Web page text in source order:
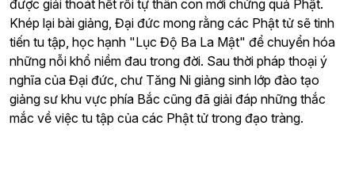
được giải thoát hết rồi tự thân con mới chứng quả Phật.
Khép lại bài giảng, Đại đức mong rằng các Phật tử sẽ tinh
tiến tu tập, học hạnh "Lục Độ Ba La Mật" để chuyển hóa
những nỗi khổ niềm đau trong đời. Sau thời pháp thoại ý
nghĩa của Đại đức, chư Tăng Ni giảng sinh lớp đào tạo
giảng sư khu vực phía Bắc cũng đã giải đáp những thắc
mắc về việc tu tập của các Phật tử trong đạo tràng.